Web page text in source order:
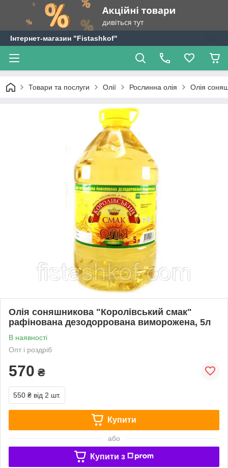
Інтернет-магазин "Fistashkof"
Товари та послуги Олії Рослинна олія Олія
Олія соняшникова "Королівський смак"
рафінована дезодоррована виморожена, 5л
В наявності
Опт і роздріб
570 ₴
550 ₴ від 2 шт.
Купити
або
Купити з